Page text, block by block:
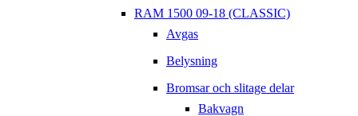
RAM 1500 09-18 (CLASSIC)
Avgas
Belysning
Bromsar och slitage delar
Bakvagn